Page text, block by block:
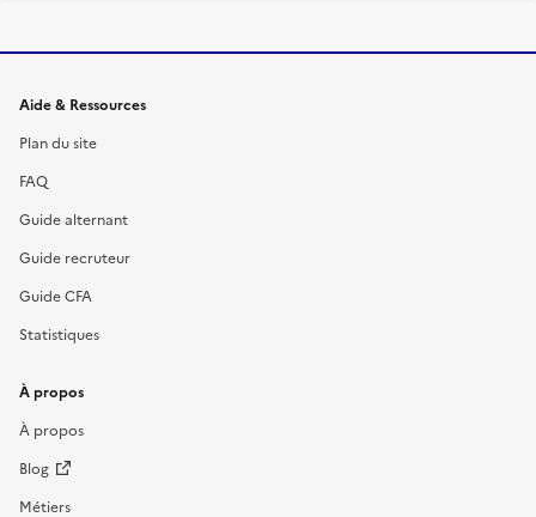
Informations et liens du site
Aide & Ressources
Plan du site
FAQ
Guide alternant
Guide recruteur
Guide CFA
Statistiques
À propos
À propos
Blog
Métiers